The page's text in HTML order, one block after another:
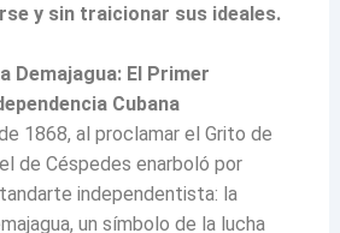
y sin traicionar sus ideales.
Demajagua: El Primer
Cubana
1868, al proclamar el Grito de
de Céspedes enarboló por
independentista: la
un símbolo de la lucha